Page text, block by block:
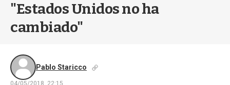
"Estados Unidos no ha
cambiado"
Pablo Staricco
04/05/2018, 22:15